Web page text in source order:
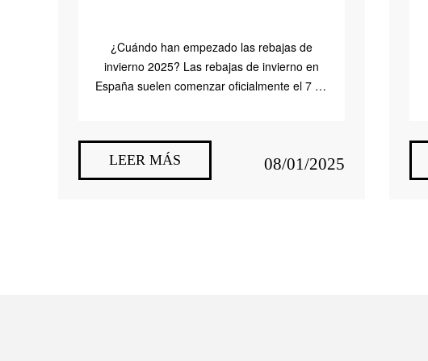
¿Cuándo han empezado las rebajas de
invierno 2025? Las rebajas de invierno en
España suelen comenzar oficialmente el 7 de
LEER MÁS 08/01/2025